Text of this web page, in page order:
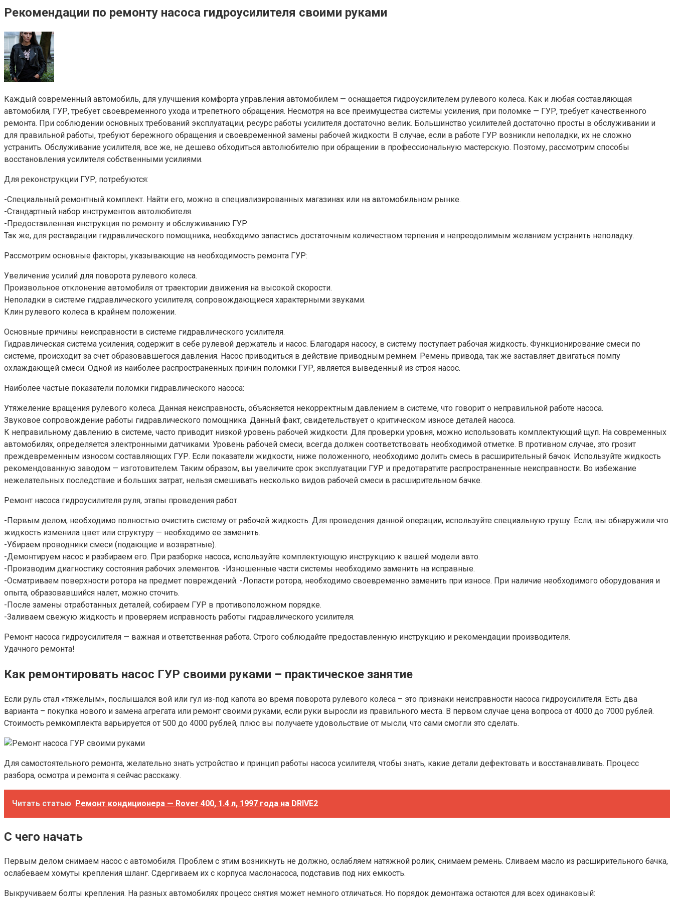
Рекомендации по ремонту насоса гидроусилителя своими руками
Каждый современный автомобиль, для улучшения комфорта управления автомобилем — оснащается гидроусилителем рулевого колеса. Как и любая составляющая
автомобиля, ГУР, требует своевременного ухода и трепетного обращения. Несмотря на все преимущества системы усиления, при поломке — ГУР, требует качественного
ремонта. При соблюдении основных требований эксплуатации, ресурс работы усилителя достаточно велик. Большинство усилителей достаточно просты в обслуживании и
для правильной работы, требуют бережного обращения и своевременной замены рабочей жидкости. В случае, если в работе ГУР возникли неполадки, их не сложно
устранить. Обслуживание усилителя, все же, не дешево обходиться автолюбителю при обращении в профессиональную мастерскую. Поэтому, рассмотрим способы
восстановления усилителя собственными усилиями.
Для реконструкции ГУР, потребуются:
-Специальный ремонтный комплект. Найти его, можно в специализированных магазинах или на автомобильном рынке.
-Стандартный набор инструментов автолюбителя.
-Предоставленная инструкция по ремонту и обслуживанию ГУР.
Так же, для реставрации гидравлического помощника, необходимо запастись достаточным количеством терпения и непреодолимым желанием устранить неполадку.
Рассмотрим основные факторы, указывающие на необходимость ремонта ГУР:
Увеличение усилий для поворота рулевого колеса.
Произвольное отклонение автомобиля от траектории движения на высокой скорости.
Неполадки в системе гидравлического усилителя, сопровождающиеся характерными звуками.
Клин рулевого колеса в крайнем положении.
Основные причины неисправности в системе гидравлического усилителя.
Гидравлическая система усиления, содержит в себе рулевой держатель и насос. Благодаря насосу, в систему поступает рабочая жидкость. Функционирование смеси по
системе, происходит за счет образовавшегося давления. Насос приводиться в действие приводным ремнем. Ремень привода, так же заставляет двигаться помпу
охлаждающей смеси. Одной из наиболее распространенных причин поломки ГУР, является выведенный из строя насос.
Наиболее частые показатели поломки гидравлического насоса:
Утяжеление вращения рулевого колеса. Данная неисправность, объясняется некорректным давлением в системе, что говорит о неправильной работе насоса.
Звуковое сопровождение работы гидравлического помощника. Данный факт, свидетельствует о критическом износе деталей насоса.
К неправильному давлению в системе, часто приводит низкой уровень рабочей жидкости. Для проверки уровня, можно использовать комплектующий щуп. На современных
автомобилях, определяется электронными датчиками. Уровень рабочей смеси, всегда должен соответствовать необходимой отметке. В противном случае, это грозит
преждевременным износом составляющих ГУР. Если показатели жидкости, ниже положенного, необходимо долить смесь в расширительный бачок. Используйте жидкость
рекомендованную заводом — изготовителем. Таким образом, вы увеличите срок эксплуатации ГУР и предотвратите распространенные неисправности. Во избежание
нежелательных последствие и больших затрат, нельзя смешивать несколько видов рабочей смеси в расширительном бачке.
Ремонт насоса гидроусилителя руля, этапы проведения работ.
-Первым делом, необходимо полностью очистить систему от рабочей жидкость. Для проведения данной операции, используйте специальную грушу. Если, вы обнаружили что
жидкость изменила цвет или структуру — необходимо ее заменить.
-Убираем проводники смеси (подающие и возвратные).
-Демонтируем насос и разбираем его. При разборке насоса, используйте комплектующую инструкцию к вашей модели авто.
-Производим диагностику состояния рабочих элементов. -Изношенные части системы необходимо заменить на исправные.
-Осматриваем поверхности ротора на предмет повреждений. -Лопасти ротора, необходимо своевременно заменить при износе. При наличие необходимого оборудования и
опыта, образовавшийся налет, можно сточить.
-После замены отработанных деталей, собираем ГУР в противоположном порядке.
-Заливаем свежую жидкость и проверяем исправность работы гидравлического усилителя.
Ремонт насоса гидроусилителя — важная и ответственная работа. Строго соблюдайте предоставленную инструкцию и рекомендации производителя.
Удачного ремонта!
Как ремонтировать насос ГУР своими руками – практическое занятие
Если руль стал «тяжелым», послышался вой или гул из-под капота во время поворота рулевого колеса – это признаки неисправности насоса гидроусилителя. Есть два
варианта – покупка нового и замена агрегата или ремонт своими руками, если руки выросли из правильного места. В первом случае цена вопроса от 4000 до 7000 рублей.
Стоимость ремкомплекта варьируется от 500 до 4000 рублей, плюс вы получаете удовольствие от мысли, что сами смогли это сделать.
Для самостоятельного ремонта, желательно знать устройство и принцип работы насоса усилителя, чтобы знать, какие детали дефектовать и восстанавливать. Процесс
разбора, осмотра и ремонта я сейчас расскажу.
Читать статью Ремонт кондиционера — Rover 400, 1.4 л, 1997 года на DRIVE2
С чего начать
Первым делом снимаем насос с автомобиля. Проблем с этим возникнуть не должно, ослабляем натяжной ролик, снимаем ремень. Сливаем масло из расширительного бачка,
ослабеваем хомуты крепления шланг. Сдергиваем их с корпуса маслонасоса, подставив под них емкость.
Выкручиваем болты крепления. На разных автомобилях процесс снятия может немного отличаться. Но порядок демонтажа остаются для всех одинаковый: